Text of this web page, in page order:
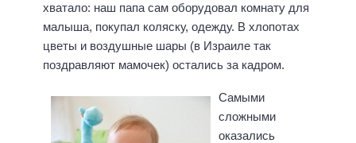
хватало: наш папа сам оборудовал комнату для
малыша, покупал коляску, одежду. В хлопотах
цветы и воздушные шары (в Израиле так
поздравляют мамочек) остались за кадром.
Самыми
сложными
оказались